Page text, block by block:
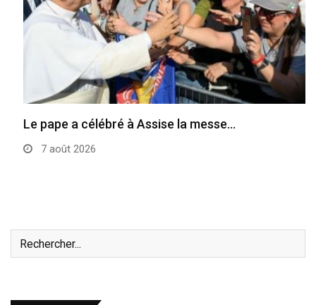
Le pape a célébré à Assise la messe…
7 août 2026